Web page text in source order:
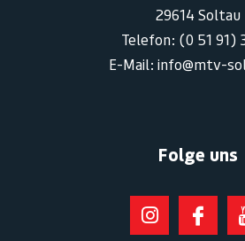
29614 Soltau
Telefon: (0 51 91)
E-Mail: info@mtv-
Folge uns